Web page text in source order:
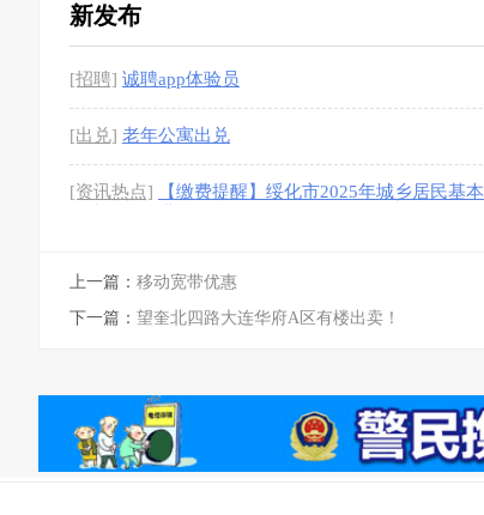
新发布
[招聘] 诚聘app体验员
[出兑] 老年公寓出兑
[资讯热点]
【缴费提醒】绥化市2025年城乡居民基本
上一篇： 移动宽带优惠
下一篇： 望奎北四路大连华府A区有楼出卖！